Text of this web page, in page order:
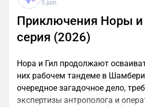
5 juin
Приключения Норы и
серия (2026)
Нора и Гил продолжают
них рабочем тандеме в
очередное загадочное дело,
экспертизы антрополога и